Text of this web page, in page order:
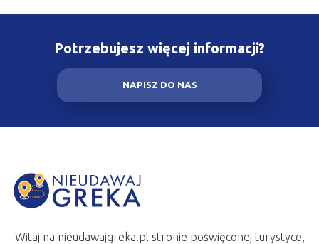
Potrzebujesz więcej informacji?
NAPISZ DO NAS
Witaj na nieudawajgreka.pl stronie poświęconej turystyce,